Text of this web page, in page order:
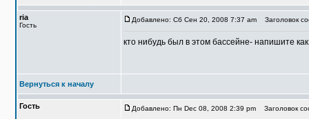
ria
Гость
Добавлено: Сб Сен 20, 2008 7:37 am Заголовок
кто нибудь был в этом бассейне- напишите
Вернуться к началу
Гость Добавлено: Пн Dec 08, 2008 2:39 pm Заголовок